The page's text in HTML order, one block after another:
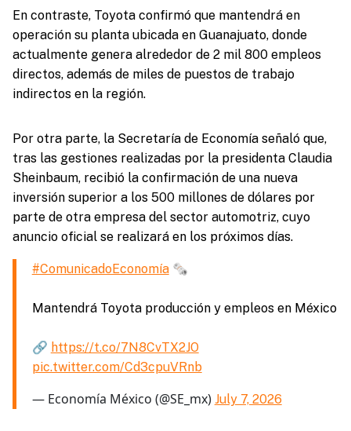
En contraste, Toyota confirmó que mantendrá en
operación su planta ubicada en Guanajuato, donde
actualmente genera alrededor de 2 mil 800 empleos
directos, además de miles de puestos de trabajo
indirectos en la región.
Por otra parte, la Secretaría de Economía señaló que,
tras las gestiones realizadas por la presidenta Claudia
Sheinbaum, recibió la confirmación de una nueva
inversión superior a los 500 millones de dólares por
parte de otra empresa del sector automotriz, cuyo
anuncio oficial se realizará en los próximos días.
#ComunicadoEconomía🗞️
Mantendrá Toyota producción y empleos en México
🔗 https://t.co/7N8CvTX2JO
pic.twitter.com/Cd3cpuVRnb
— Economía México (@SE_mx) July 7, 2026